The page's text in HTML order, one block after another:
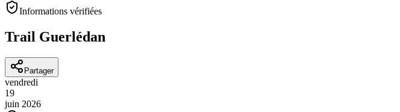
Informations vérifiées
Trail Guerlédan
Partager
vendredi
19
juin 2026